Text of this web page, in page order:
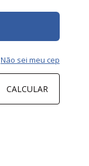
CALCULAR
Não sei meu cep